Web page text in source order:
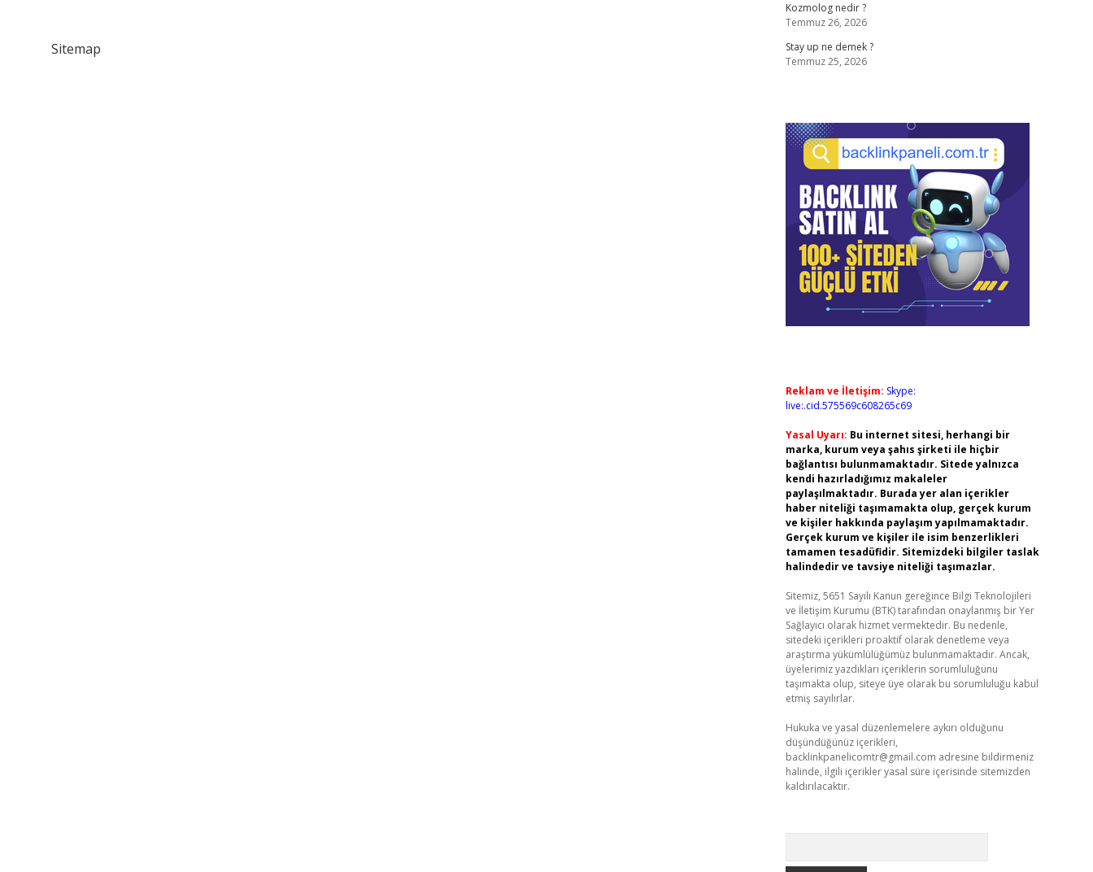
Sitemap
Kozmolog nedir ?
Temmuz 26, 2026
Stay up ne demek ?
Temmuz 25, 2026
Reklam ve İletişim: Skype:
live:.cid.575569c608265c69
Yasal Uyarı: Bu internet sitesi, herhangi bir
marka, kurum veya şahıs şirketi ile hiçbir
bağlantısı bulunmamaktadır. Sitede yalnızca
kendi hazırladığımız makaleler
paylaşılmaktadır. Burada yer alan içerikler
haber niteliği taşımamakta olup, gerçek kurum
ve kişiler hakkında paylaşım yapılmamaktadır.
Gerçek kurum ve kişiler ile isim benzerlikleri
tamamen tesadüfidir. Sitemizdeki bilgiler taslak
halindedir ve tavsiye niteliği taşımazlar.
Sitemiz, 5651 Sayılı Kanun gereğince Bilgi Teknolojileri
ve İletişim Kurumu (BTK) tarafından onaylanmış bir Yer
Sağlayıcı olarak hizmet vermektedir. Bu nedenle,
sitedeki içerikleri proaktif olarak denetleme veya
araştırma yükümlülüğümüz bulunmamaktadır. Ancak,
üyelerimiz yazdıkları içeriklerin sorumluluğunu
taşımakta olup, siteye üye olarak bu sorumluluğu kabul
etmiş sayılırlar.
Hukuka ve yasal düzenlemelere aykırı olduğunu
düşündüğünüz içerikleri,
backlinkpanelicomtr@gmail.com adresine bildirmeniz
halinde, ilgili içerikler yasal süre içerisinde sitemizden
kaldırılacaktır.